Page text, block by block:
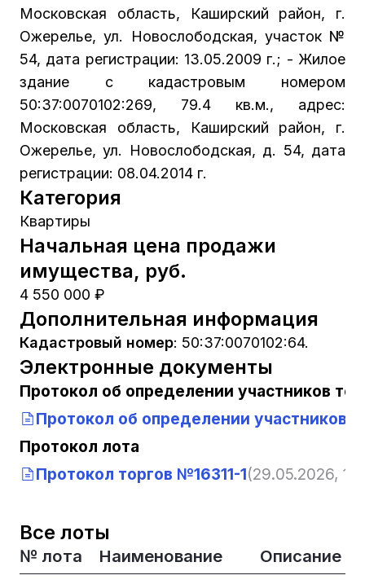
Московская область, Каширский район, г.
Ожерелье, ул. Новослободская, участок №
54, дата регистрации: 13.05.2009 г.; - Жилое
здание с кадастровым номером
50:37:0070102:269, 79.4 кв.м., адрес:
Московская область, Каширский район, г.
Ожерелье, ул. Новослободская, д. 54, дата
регистрации: 08.04.2014 г.
Категория
Квартиры
Начальная цена продажи
имущества, руб.
4 550 000 ₽
Дополнительная информация
Кадастровый номер: 50:37:0070102:64.
Электронные документы
Протокол об определении участников
Протокол об определении участников
Протокол лота
Протокол торгов №16311-1(29.05.2026,
Все лоты
№ лота Наименование Описание